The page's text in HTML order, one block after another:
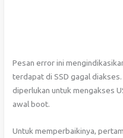
Pesan error ini
terdapat di SSD gagal
diperlukan untuk mengakses
awal boot.
Untuk memperbaikinya,